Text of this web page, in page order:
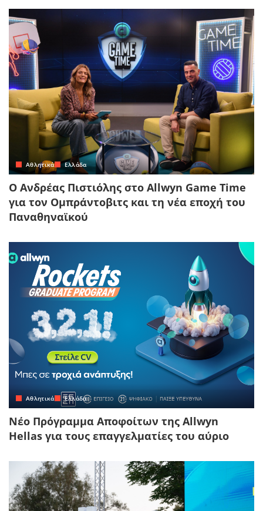
Αθλητικά Ελλάδα
Ο Ανδρέας Πιστιόλης στο Allwyn Game Time
για τον Ομπράντοβιτς και τη νέα εποχή του
Παναθηναϊκού
Αθλητικά Ελλάδα
Νέο Πρόγραμμα Αποφοίτων της Allwyn
Hellas για τους επαγγελματίες του αύριο